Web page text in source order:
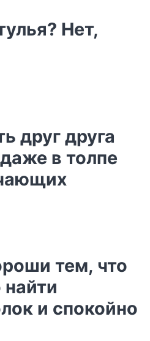
Нет,
друг друга
в толпе
тем, что
и спокойно